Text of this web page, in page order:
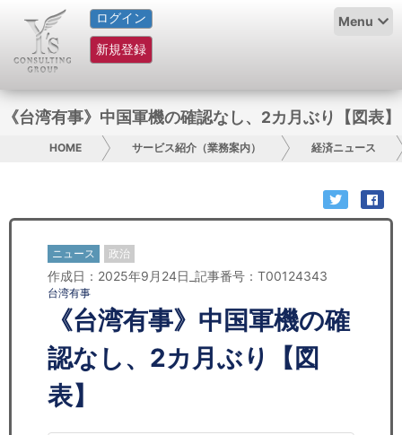
ログイン
新規登録
Menu
HOME
サービス紹介
コラム
グループ概要
日本人にPR
コンサルティング
リサーチ
セミナー
《台湾有事》中国軍機の確認なし、2カ月ぶり【図表】
HOME サービス紹介（業務案内） 経済ニュース
ニュース 政治
作成日：2025年9月24日_記事番号：T00124343
台湾有事
《台湾有事》中国軍機の確
認なし、2カ月ぶり【図
表】